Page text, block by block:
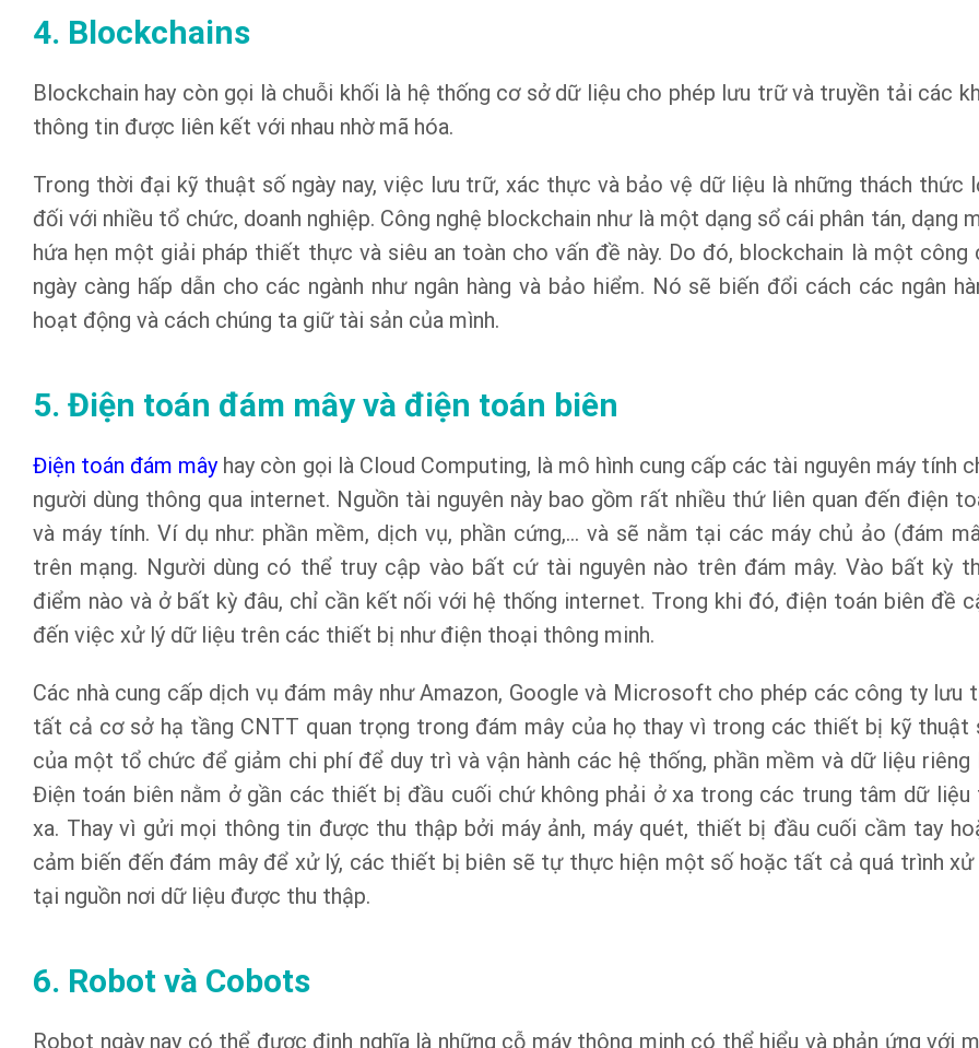
4. Blockchains
Blockchain hay còn gọi là chuỗi khối là hệ thống cơ sở dữ liệu cho phép lưu trữ và truyền tải các
thông tin được liên kết với nhau nhờ mã hóa.
Trong thời đại kỹ thuật số ngày nay, việc lưu trữ, xác thực và bảo vệ dữ liệu là những thách thức
đối với nhiều tổ chức, doanh nghiệp. Công nghệ blockchain như là một dạng sổ cái phân tán, dạng
hứa hẹn một giải pháp thiết thực và siêu an toàn cho vấn đề này. Do đó, blockchain là một công
ngày càng hấp dẫn cho các ngành như ngân hàng và bảo hiểm. Nó sẽ biến đổi cách các ngân
hoạt động và cách chúng ta giữ tài sản của mình.
5. Điện toán đám mây và điện toán biên
Điện toán đám mây hay còn gọi là Cloud Computing, là mô hình cung cấp các tài nguyên máy tính
người dùng thông qua internet. Nguồn tài nguyên này bao gồm rất nhiều thứ liên quan đến điện
và máy tính. Ví dụ như: phần mềm, dịch vụ, phần cứng,… và sẽ nằm tại các máy chủ ảo (đám
trên mạng. Người dùng có thể truy cập vào bất cứ tài nguyên nào trên đám mây. Vào bất kỳ
điểm nào và ở bất kỳ đâu, chỉ cần kết nối với hệ thống internet. Trong khi đó, điện toán biên đề
đến việc xử lý dữ liệu trên các thiết bị như điện thoại thông minh.
Các nhà cung cấp dịch vụ đám mây như Amazon, Google và Microsoft cho phép các công ty lưu
tất cả cơ sở hạ tầng CNTT quan trọng trong đám mây của họ thay vì trong các thiết bị kỹ thuật
của một tổ chức để giảm chi phí để duy trì và vận hành các hệ thống, phần mềm và dữ liệu riêng
Điện toán biên nằm ở gần các thiết bị đầu cuối chứ không phải ở xa trong các trung tâm dữ liệu
xa. Thay vì gửi mọi thông tin được thu thập bởi máy ảnh, máy quét, thiết bị đầu cuối cầm tay
cảm biến đến đám mây để xử lý, các thiết bị biên sẽ tự thực hiện một số hoặc tất cả quá trình xử
tại nguồn nơi dữ liệu được thu thập.
6. Robot và Cobots
Robot ngày nay có thể được định nghĩa là những cỗ máy thông minh có thể hiểu và phản ứng với